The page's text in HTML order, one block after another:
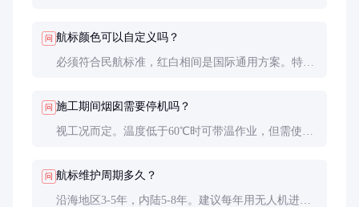
问 航标颜色可以自定义吗？
必须符合民航标准，红白相间是国际通用方案。特殊
问 施工期间烟囱需要停机吗？
视工况而定。温度低于60℃时可带温作业，但需使用
问 航标维护周期多久？
沿海地区3-5年，内陆5-8年。建议每年用无人机进行